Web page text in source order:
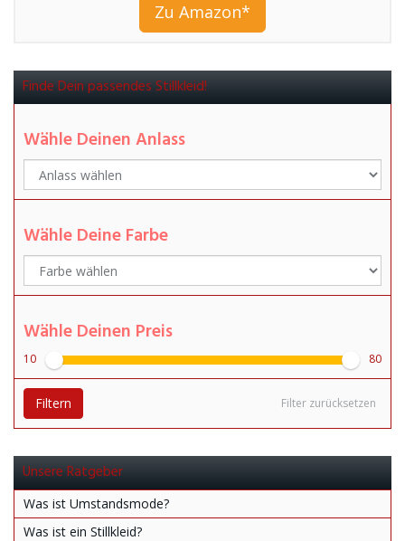
Zu Amazon*
Finde Dein passendes Stillkleid!
Wähle Deinen Anlass
Wähle Deine Farbe
Wähle Deinen Preis
10 80
Filter zurücksetzen
Filtern
Unsere Ratgeber
Was ist Umstandsmode?
Was ist ein Stillkleid?